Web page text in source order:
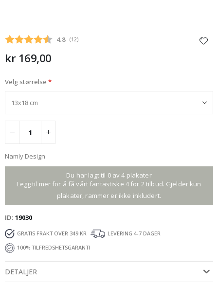
Gjennomsnittskarakter:
4.8 (stemmer:
12)
kr 169,00
Velg størrelse
Namly Design
Du har lagt til 0 av 4 plakater
Legg til mer for å få vårt fantastiske 4 for 2 tilbud. Gjelder kun
plakater, rammer er ikke inkludert.
ID 19030
GRATIS FRAKT OVER 349 KR
LEVERING 4-7 DAGER
100% TILFREDSHETSGARANTI
DETALJER